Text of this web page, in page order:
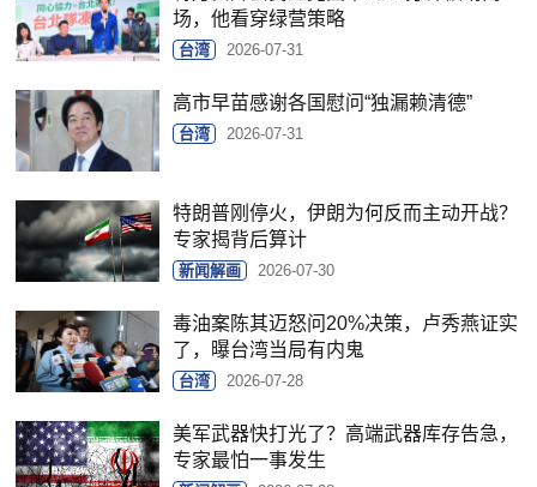
场，他看穿绿营策略
台湾 2026-07-31
高市早苗感谢各国慰问“独漏赖清德”
台湾 2026-07-31
特朗普刚停火，伊朗为何反而主动开战？
专家揭背后算计
新闻解画 2026-07-30
毒油案陈其迈怒问20%决策，卢秀燕证实
了，曝台湾当局有内鬼
台湾 2026-07-28
美军武器快打光了？高端武器库存告急，
专家最怕一事发生